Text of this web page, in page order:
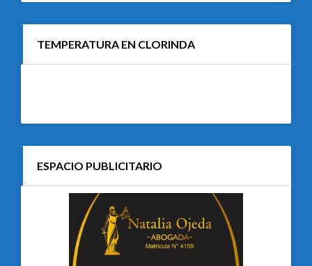
TEMPERATURA EN CLORINDA
ESPACIO PUBLICITARIO